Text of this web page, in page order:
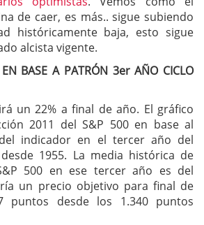
de caer, es más.. sigue subiendo
históricamente baja, esto sigue
alcista vigente.
BASE A PATRÓN 3er AÑO CICLO
un 22% a final de año. El gráfico
2011 del S&P 500 en base al
indicador en el tercer año del
1955. La media histórica de
500 en ese tercer año es del
un precio objetivo para final de
puntos desde los 1.340 puntos